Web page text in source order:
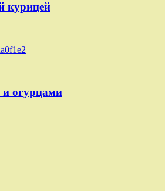
курицей
и огурцами